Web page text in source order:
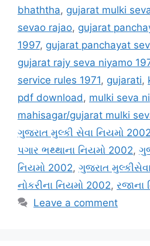
bhaththa, gujarat mulki
sevao rajao, gujarat
1997, gujarat panchayat
gujarat rajy seva niyamo
service rules 1971, gujarati,
pdf download , mulki seva
mahisagar/gujarat mulki
ગુજરાત મુલ્કી સેવા નિયમો 2002
પગાર ભથ્થાના નિયમો 2002,
નિયમો 2002, ગુજરાત
નોકરીના નિયમો 2002, રજાના
Leave a comment